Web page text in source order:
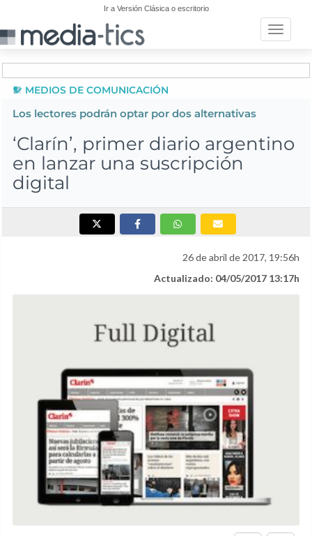
Ir a Versión Clásica o escritorio
Toggle
MEDIOS DE COMUNICACIÓN
Los lectores podrán optar por dos alternativas
‘Clarín’, primer diario argentino
en lanzar una suscripción
digital
26 de abril de 2017, 19:56h
Actualizado: 04/05/2017 13:17h